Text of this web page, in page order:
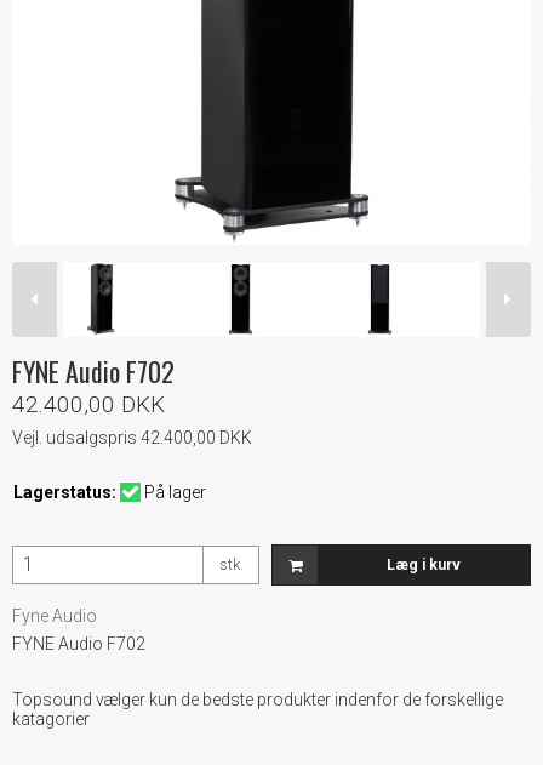
FYNE Audio F702
42.400,00 DKK
Vejl. udsalgspris 42.400,00 DKK
Lagerstatus: På lager
stk. Læg i kurv
Fyne Audio
FYNE Audio F702
Topsound vælger kun de bedste produkter indenfor de forskellige
katagorier